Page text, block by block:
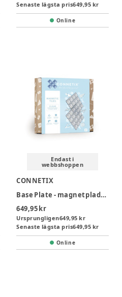
Senaste lägsta pris649,95 kr
Online
Endast i
webbshoppen
CONNETIX
Base Plate - magnetplader 2 stk. - clear
649,95 kr
Ursprungligen649,95 kr
Senaste lägsta pris649,95 kr
Online